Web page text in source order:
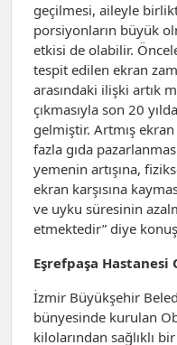
geçilmesi, aileyle
porsiyonların büyük
etkisi de olabilir.
tespit edilen ekran
arasındaki ilişki artık
çıkmasıyla son 20
gelmiştir. Artmış
fazla gıda
yemenin artışına,
ekran karşısına
ve uyku süresinin
etmektedir” diye
Eşrefpaşa
İzmir Büyükşehir
bünyesinde kurulan
kilolarından sağlıklı